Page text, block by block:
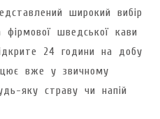
широкий вибір
фірмової шведської кави
24 години на добу
вже у звичному
яку страву чи напій